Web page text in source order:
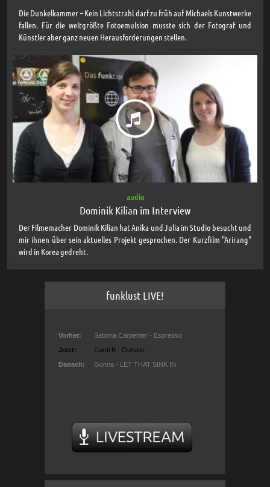
Die Dunkelkammer – Kein Lichtstrahl darf zu früh auf Michaels Kunstwerke
fallen. Für die weltgrößte Fotoemulsion musste sich der Fotograf und
Künstler aber ganz neuen Herausforderungen stellen.
audio
Dominik Kilian im Interview
Der Filmemacher Dominik Kilian hat Anika und Julia im Studio besucht und
mir ihnen über sein aktuelles Projekt gesprochen. Der Kurzfilm "Arirang"
wird in Korea gedreht.
funklust LIVE!